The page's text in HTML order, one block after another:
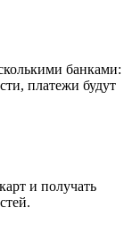
банками:
платежи будут
и получать